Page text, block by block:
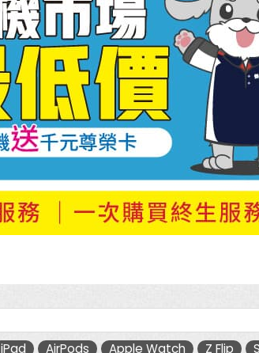
iPad AirPods Apple Watch Z Flip